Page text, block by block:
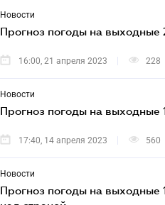
Новости
Прогноз погоды на
16:00, 21 апреля 2023 228
Новости
Прогноз погоды на выходные
17:40, 14 апреля 2023 560
Новости
Прогноз погоды на выходные